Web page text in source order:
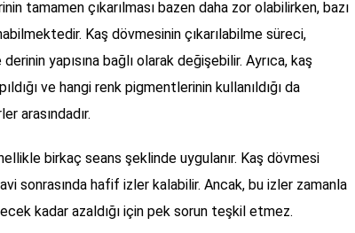
tamamen çıkarılması bazen daha zor olabilirken, bazı
Kaş dövmesinin çıkarılabilme süreci,
yapısına bağlı olarak değişebilir. Ayrıca, kaş
ve hangi renk pigmentlerinin kullanıldığı da
arasındadır.
birkaç seans şeklinde uygulanır. Kaş dövmesi
sonrasında hafif izler kalabilir. Ancak, bu izler zamanla
kadar azaldığı için pek sorun teşkil etmez.